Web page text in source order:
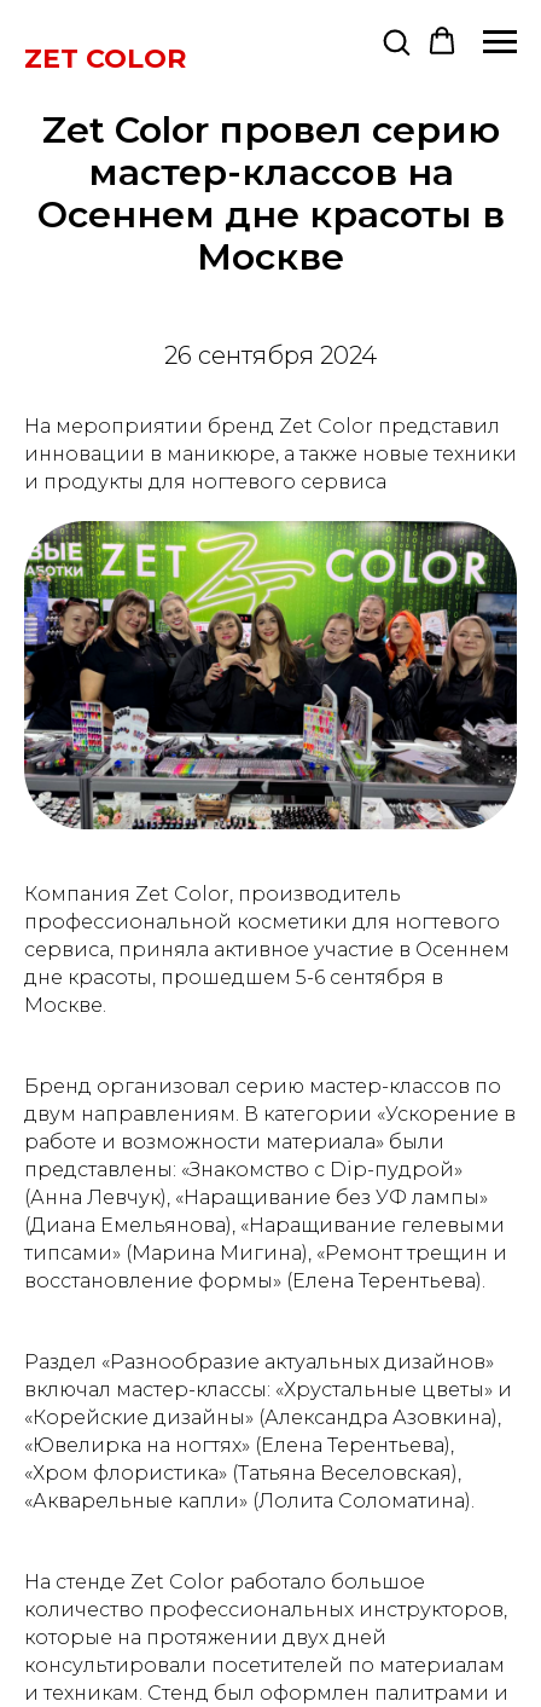
ZET COLOR
Zet Color провел серию
мастер-классов на
Осеннем дне красоты в
Москве
26 сентября 2024
На мероприятии бренд Zet Color представил
инновации в маникюре, а также новые техники
и продукты для ногтевого сервиса
Компания Zet Color, производитель
профессиональной косметики для ногтевого
сервиса, приняла активное участие в Осеннем
дне красоты, прошедшем 5-6 сентября в
Москве.
Бренд организовал серию мастер-классов по
двум направлениям. В категории «Ускорение в
работе и возможности материала» были
представлены: «Знакомство с Dip-пудрой»
(Анна Левчук), «Наращивание без УФ лампы»
(Диана Емельянова), «Наращивание гелевыми
типсами» (Марина Мигина), «Ремонт трещин и
восстановление формы» (Елена Терентьева).
Раздел «Разнообразие актуальных дизайнов»
включал мастер-классы: «Хрустальные цветы» и
«Корейские дизайны» (Александра Азовкина),
«Ювелирка на ногтях» (Елена Терентьева),
«Хром флористика» (Татьяна Веселовская),
«Акварельные капли» (Лолита Соломатина).
На стенде Zet Color работало большое
количество профессиональных инструкторов,
которые на протяжении двух дней
консультировали посетителей по материалам
и техникам. Стенд был оформлен палитрами и